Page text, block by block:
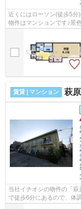
近くにはローソン(徒歩5分
物件はマンションです♪景
賃貸 | マンション 萩
当社イチオシの物件の「
で徒歩6分にあるので、体